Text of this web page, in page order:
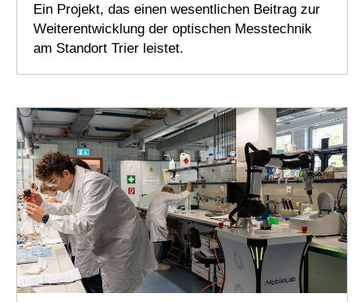
Ein Projekt, das einen wesentlichen Beitrag zur
Weiterentwicklung der optischen Messtechnik
am Standort Trier leistet.